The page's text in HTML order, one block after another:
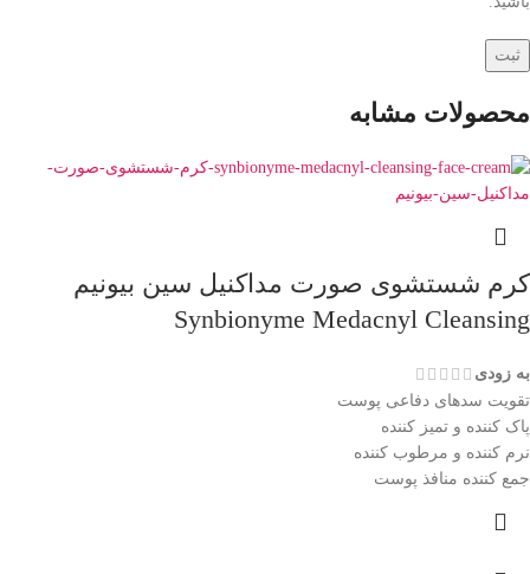
محصولات مشابه
کرم شستشوی صورت مداکنیل سین بیونیم
Synbionyme Medacnyl Cleansing
به زودی
تقویت سدھای دفاعی پوست
پاک کننده و تميز کننده
نرم کننده و مرطوب کننده
جمع کننده منافذ پوست